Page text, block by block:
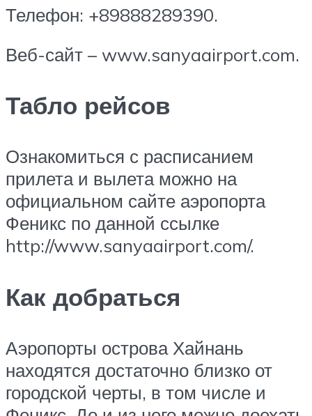
Телефон: +89888289390.
Веб-сайт – www.sanyaairport.com.
Табло рейсов
Ознакомиться с расписанием
прилета и вылета можно на
официальном сайте аэропорта
Феникс по данной ссылке
http://www.sanyaairport.com/.
Как добраться
Аэропорты острова Хайнань
находятся достаточно близко от
городской черты, в том числе и